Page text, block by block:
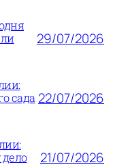
29/07/2026
сада 22/07/2026
21/07/2026